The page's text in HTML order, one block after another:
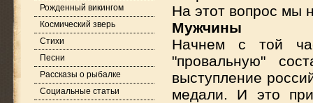
Рожденный викингом
Космический зверь
Стихи
Песни
Рассказы о рыбалке
Социальные статьи
На этот вопрос мы
Мужчины
Начнем с той
"провальную"
выступление
медали. И это